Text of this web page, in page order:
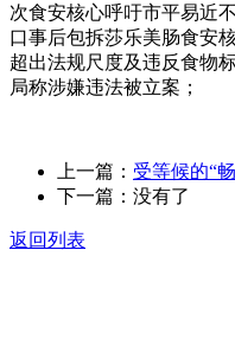
次食安核心呼吁市平易近
口事后包拆莎乐美肠食安
超出法规尺度及违反食物
局称涉嫌违法被立案；
上一篇： 受等候的“
下一篇：没有了
返回列表